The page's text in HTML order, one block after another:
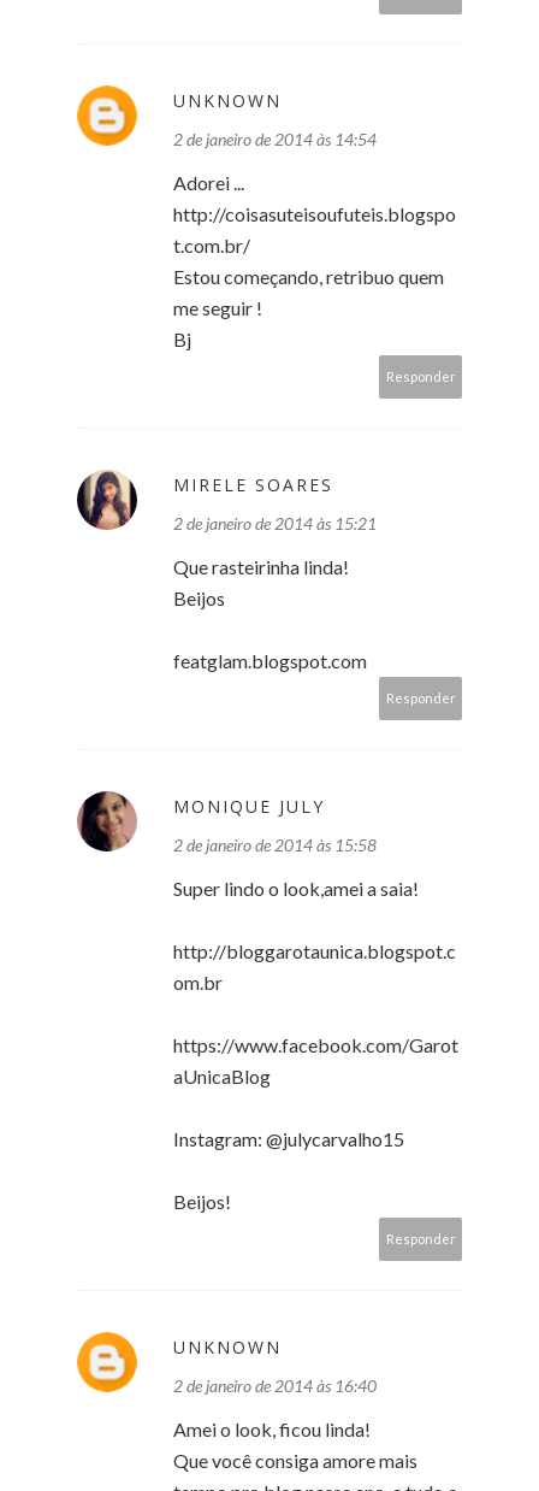
UNKNOWN
2 de janeiro de 2014 às 14:54
Adorei ...
http://coisasuteisoufuteis.blogspo
t.com.br/
Estou começando, retribuo quem
me seguir !
Bj
Responder
MIRELE SOARES
2 de janeiro de 2014 às 15:21
Que rasteirinha linda!
Beijos
featglam.blogspot.com
Responder
MONIQUE JULY
2 de janeiro de 2014 às 15:58
Super lindo o look,amei a saia!
http://bloggarotaunica.blogspot.c
om.br
https://www.facebook.com/Garot
aUnicaBlog
Instagram: @julycarvalho15
Beijos!
Responder
UNKNOWN
2 de janeiro de 2014 às 16:40
Amei o look, ficou linda!
Que você consiga amore mais